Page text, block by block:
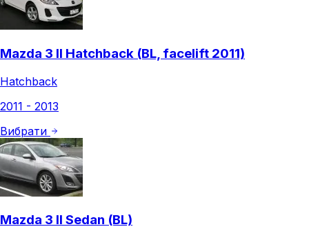
Mazda 3 II Hatchback (BL, facelift 2011)
Hatchback
2011 - 2013
Вибрати
Mazda 3 II Sedan (BL)